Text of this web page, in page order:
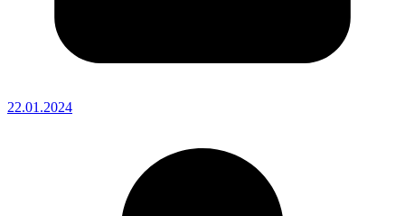
22.01.2024